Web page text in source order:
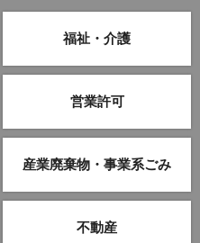
福祉・介護
営業許可
産業廃棄物・事業系ごみ
不動産